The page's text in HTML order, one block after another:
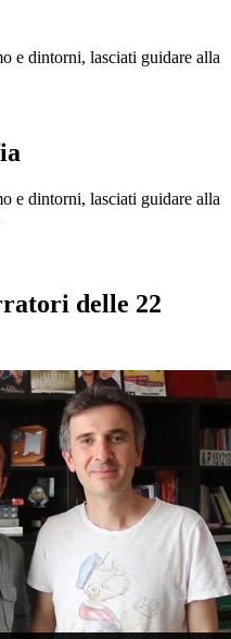
e dintorni, lasciati guidare alla
e dintorni, lasciati guidare alla
delle 22